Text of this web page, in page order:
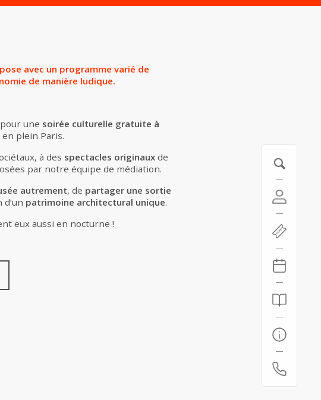
avec un programme varié de
de manière ludique.
une soirée culturelle gratuite à
plein Paris.
à des spectacles originaux de
par notre équipe de médiation.
autrement, de partager une sortie
d’un patrimoine architectural unique.
eux aussi en nocturne !